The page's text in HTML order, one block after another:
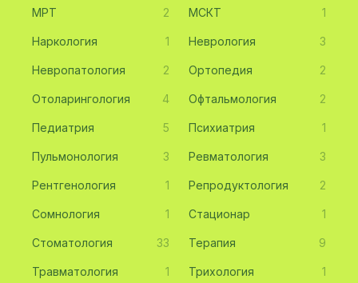
МРТ 2 МСКТ 1
Наркология 1 Неврология 3
Невропатология 2 Ортопедия 2
Отоларингология 4 Офтальмология 2
Педиатрия 5 Психиатрия 1
Пульмонология 3 Ревматология 3
Рентгенология 1 Репродуктология 2
Сомнология 1 Стационар 1
Стоматология 33 Терапия 9
Травматология 1 Трихология 1